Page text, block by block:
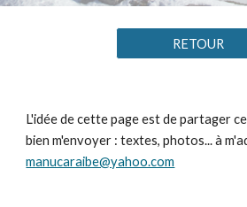
RETOUR
L'idée de cette page est de partager
manucaraibe@yahoo.com